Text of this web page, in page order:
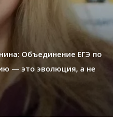
Объединение ЕГЭ по
— это эволюция, а не